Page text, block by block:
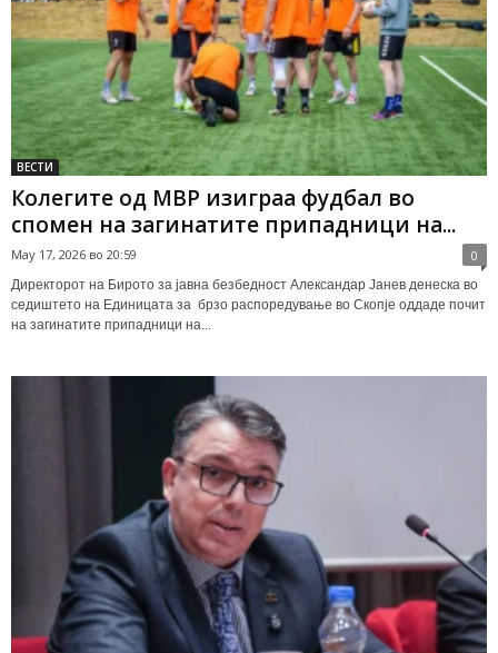
ВЕСТИ
Колегите од МВР изиграа фудбал во
спомен на загинатите припадници на...
May 17, 2026 во 20:59 0
Директорот на Бирото за јавна безбедност Александар Јанев денеска во
седиштето на Единицата за брзо распоредување во Скопје оддаде почит
на загинатите припадници на...